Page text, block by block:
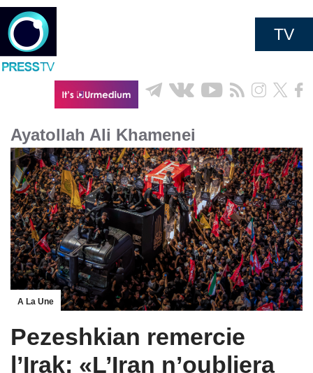
TV
Ayatollah Ali Khamenei
A La Une
Pezeshkian remercie
l’Irak: «L’Iran n’oubliera